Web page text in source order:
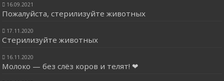
16.09.2021
Пожалуйста, стерилизуйте животных
17.11.2020
Стерилизуйте животных
16.11.2020
Молоко — без слёз коров и телят! ❤